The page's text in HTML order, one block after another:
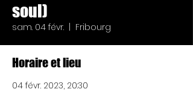
soul)
sam. 04 févr. Fribourg
Horaire et lieu
04 févr. 2023, 20:30